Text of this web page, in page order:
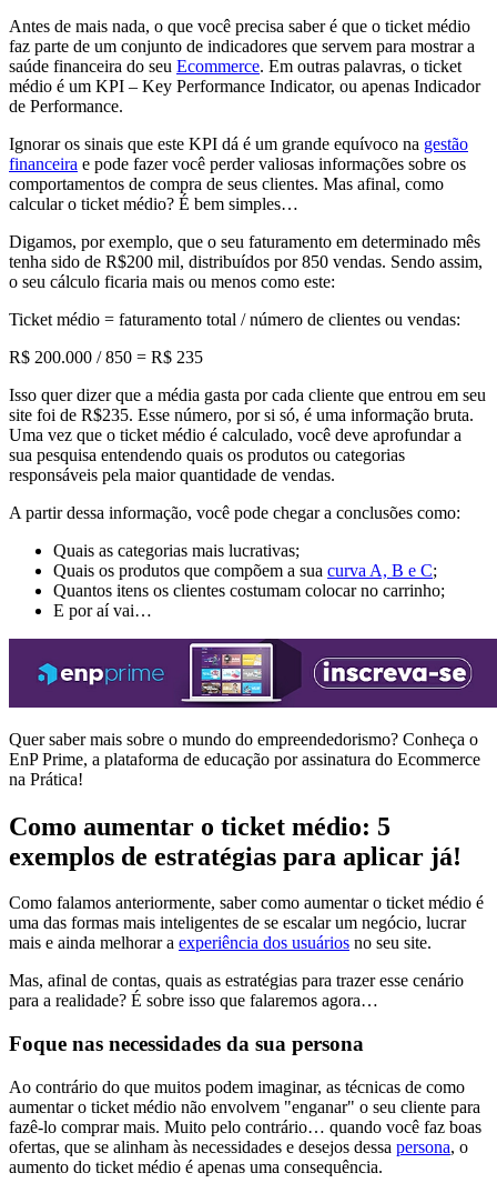
Antes de mais nada, o que você precisa saber é que o ticket médio
faz parte de um conjunto de indicadores que servem para mostrar a
saúde financeira do seu Ecommerce. Em outras palavras, o ticket
médio é um KPI – Key Performance Indicator, ou apenas Indicador
de Performance.
Ignorar os sinais que este KPI dá é um grande equívoco na gestão
financeira e pode fazer você perder valiosas informações sobre os
comportamentos de compra de seus clientes. Mas afinal, como
calcular o ticket médio? É bem simples…
Digamos, por exemplo, que o seu faturamento em determinado mês
tenha sido de R$200 mil, distribuídos por 850 vendas. Sendo assim,
o seu cálculo ficaria mais ou menos como este:
Ticket médio = faturamento total / número de clientes ou vendas:
R$ 200.000 / 850 = R$ 235
Isso quer dizer que a média gasta por cada cliente que entrou em seu
site foi de R$235. Esse número, por si só, é uma informação bruta.
Uma vez que o ticket médio é calculado, você deve aprofundar a
sua pesquisa entendendo quais os produtos ou categorias
responsáveis pela maior quantidade de vendas.
A partir dessa informação, você pode chegar a conclusões como:
Quais as categorias mais lucrativas;
Quais os produtos que compõem a sua curva A, B e C;
Quantos itens os clientes costumam colocar no carrinho;
E por aí vai…
Quer saber mais sobre o mundo do empreendedorismo? Conheça o
EnP Prime, a plataforma de educação por assinatura do Ecommerce
na Prática!
Como aumentar o ticket médio: 5
exemplos de estratégias para aplicar já!
Como falamos anteriormente, saber como aumentar o ticket médio é
uma das formas mais inteligentes de se escalar um negócio, lucrar
mais e ainda melhorar a experiência dos usuários no seu site.
Mas, afinal de contas, quais as estratégias para trazer esse cenário
para a realidade? É sobre isso que falaremos agora…
Foque nas necessidades da sua persona
Ao contrário do que muitos podem imaginar, as técnicas de como
aumentar o ticket médio não envolvem "enganar" o seu cliente para
fazê-lo comprar mais. Muito pelo contrário… quando você faz boas
ofertas, que se alinham às necessidades e desejos dessa persona, o
aumento do ticket médio é apenas uma consequência.